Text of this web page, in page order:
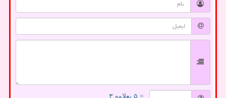
= ۵ بعلاوه ۳